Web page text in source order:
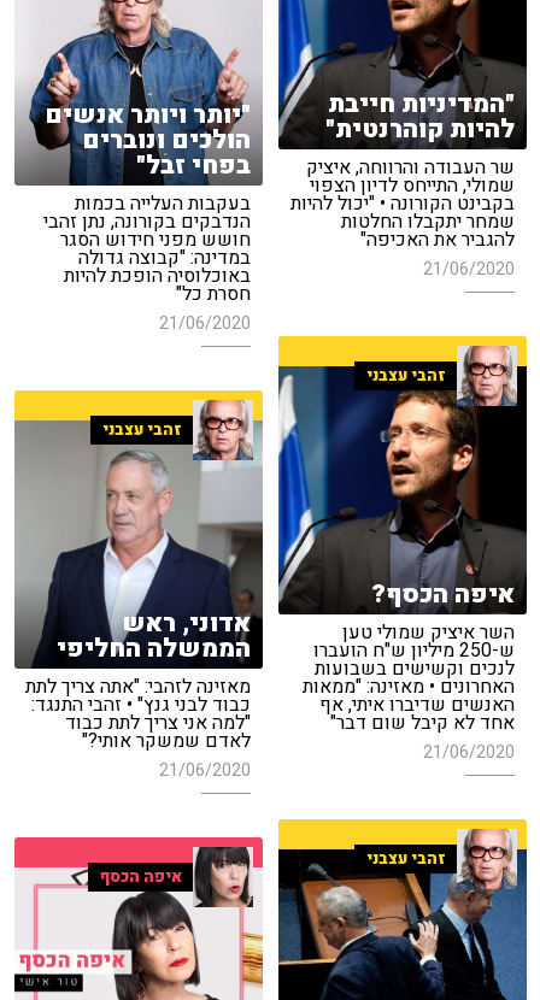
"המדיניות חייבת
להיות קוהרנטית"
שר העבודה והרווחה, איציק
שמולי, התייחס לדיון הצפוי
בקבינט הקורונה • "יכול להיות
שמחר יתקבלו החלטות
להגביר את האכיפה"
21/06/2020
"יותר ויותר אנשים
הולכים ונוברים
בפחי זבל"
בעקבות העלייה בכמות
הנדבקים בקורונה, נתן זהבי
חושש מפני חידוש הסגר
במדינה: "קבוצה גדולה
באוכלוסיה הופכת להיות
חסרת כל"
21/06/2020
זהבי עצבני
איפה הכסף?
השר איציק שמולי טען
ש-250 מיליון ש"ח הועברו
לנכים וקשישים בשבועות
האחרונים • מאזינה: "ממאות
האנשים שדיברו איתי, אף
אחד לא קיבל שום דבר"
21/06/2020
זהבי עצבני
אדוני, ראש
הממשלה החליפי
מאזינה לזהבי: "אתה צריך לתת
כבוד לבני גנץ" • זהבי התנגד:
"למה אני צריך לתת כבוד
לאדם שמשקר אותי?"
21/06/2020
זהבי עצבני
איפה הכסף